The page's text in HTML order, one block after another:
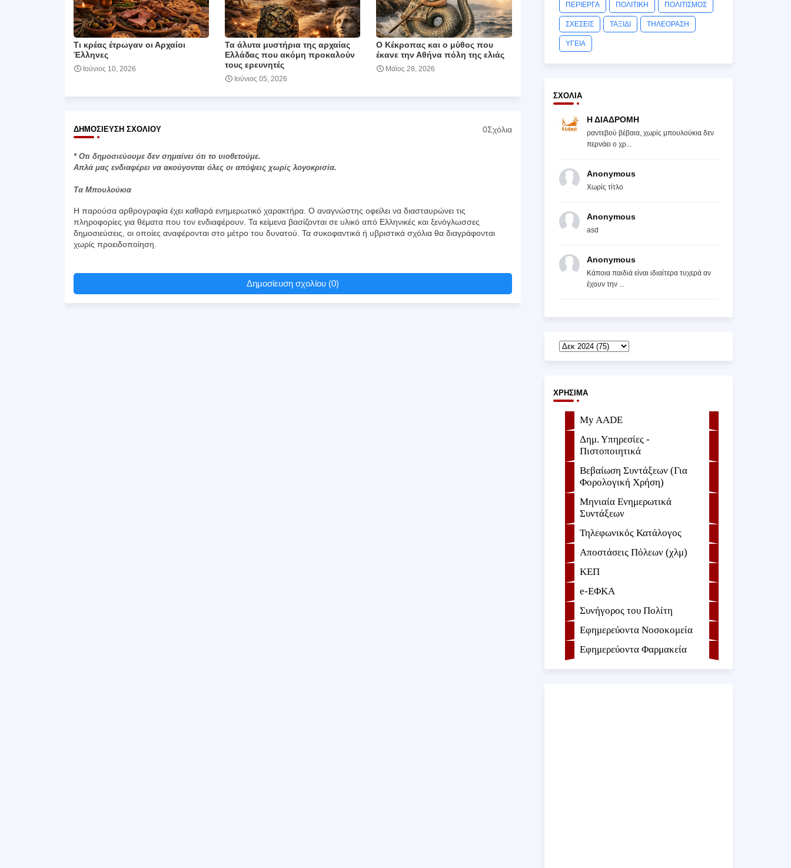
Τι κρέας έτρωγαν οι Αρχαίοι
Έλληνες
Ιούνιος 10, 2026
Τα άλυτα μυστήρια της αρχαίας
Ελλάδας που ακόμη προκαλούν
τους ερευνητές
Ιούνιος 05, 2026
Ο Κέκροπας και ο μύθος που
έκανε την Αθήνα πόλη της ελιάς
Μάϊος 28, 2026
ΔΗΜΟΣΊΕΥΣΗ ΣΧΟΛΊΟΥ 0Σχόλια
* Οτι δημοσιεύουμε δεν σημαίνει ότι το υιοθετούμε.
Απλά μας ενδιαφέρει να ακούγονται όλες οι απόψεις χωρίς λογοκρισία.
Τα Μπουλούκια
Η παρούσα αρθρογραφία έχει καθαρά ενημερωτικό χαρακτήρα. Ο αναγνώστης οφείλει να διασταυρώνει τις
πληροφορίες για θέματα που τον ενδιαφέρουν. Τα κείμενα βασίζονται σε υλικό από Ελληνικές και ξενόγλωσσες
δημοσιεύσεις, οι οποίες αναφέρονται στο μέτρο του δυνατού. Τα συκοφαντικά ή υβριστικά σχόλια θα διαγράφονται
χωρίς προειδοποίηση.
Δημοσίευση σχολίου (0)
ΠΕΡΙΕΡΓΑ ΠΟΛΙΤΙΚΗ ΠΟΛΙΤΙΣΜΟΣ
ΣΧΕΣΕΙΣ ΤΑΞΙΔΙ ΤΗΛΕΟΡΑΣΗ
ΥΓΕΙΑ
ΣΧΌΛΙΑ
Η ΔΙΑΔΡΟΜΗ
ραντεβού βέβαια, χωρίς μπουλούκια δεν
περνάει ο χρ...
Anonymous
Χωρίς τίτλο
Anonymous
asd
Anonymous
Κάποια παιδιά είναι ιδιαίτερα τυχερά αν
έχουν την ...
ΧΡΉΣΙΜΑ
My AADE
Δημ. Υπηρεσίες -
Πιστοποιητικά
Βεβαίωση Συντάξεων (Για
Φορολογική Χρήση)
Μηνιαία Ενημερωτικά
Συντάξεων
Τηλεφωνικός Κατάλογος
Αποστάσεις Πόλεων (χλμ)
ΚΕΠ
e-ΕΦKA
Συνήγορος του Πολίτη
Εφημερεύοντα Νοσοκομεία
Εφημερεύοντα Φαρμακεία